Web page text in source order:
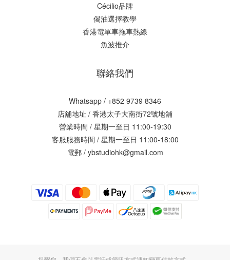
Cécilio品牌
偈油選擇教學
香港電單車拖車熱線
魚波推介
聯絡我們
Whatsapp / +852 9739 8346
店舖地址 / 香港太子大南街72號地舖
營業時間 / 星期一至日 11:00-19:30
客服服務時間 / 星期一至日 11:00-18:00
電郵 / ybstudiohk@gmail.com